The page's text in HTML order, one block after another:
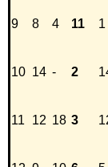
9 8 4 11 1
10 14 - 2
11 12 18 3